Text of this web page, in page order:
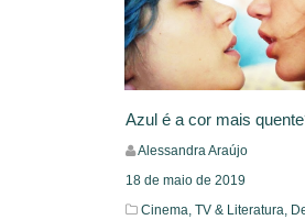
Azul é a cor mais
Alessandra Araújo
18 de maio de 2019
Cinema, TV & Literatura,